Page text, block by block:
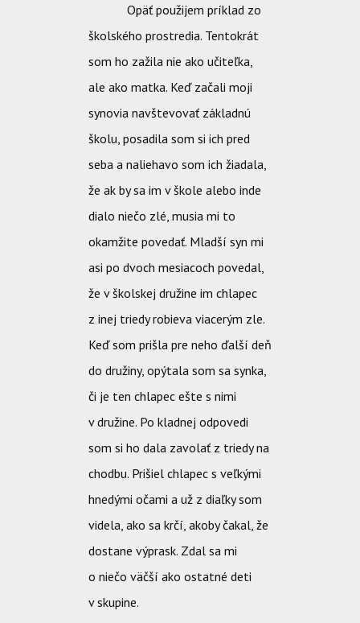
Opäť použijem príklad zo
školského prostredia. Tentokrát
som ho zažila nie ako učiteľka,
ale ako matka. Keď začali moji
synovia navštevovať základnú
školu, posadila som si ich pred
seba a naliehavo som ich žiadala,
že ak by sa im v škole alebo inde
dialo niečo zlé, musia mi to
okamžite povedať. Mladší syn mi
asi po dvoch mesiacoch povedal,
že v školskej družine im chlapec
z inej triedy robieva viacerým zle.
Keď som prišla pre neho ďalší deň
do družiny, opýtala som sa synka,
či je ten chlapec ešte s nimi
v družine. Po kladnej odpovedi
som si ho dala zavolať z triedy na
chodbu. Prišiel chlapec s veľkými
hnedými očami a už z diaľky som
videla, ako sa krčí, akoby čakal, že
dostane výprask. Zdal sa mi
o niečo väčší ako ostatné deti
v skupine.